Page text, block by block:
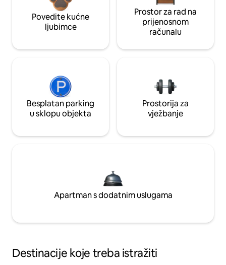
Povedite kućne
ljubimce
Prostor za rad na
prijenosnom
računalu
Besplatan parking
u sklopu objekta
Prostorija za
vježbanje
Apartman s dodatnim uslugama
Destinacije koje treba istražiti